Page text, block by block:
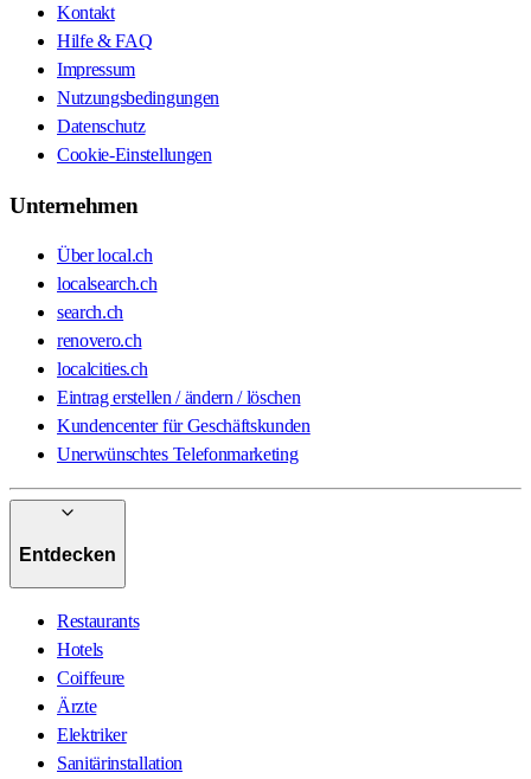
Kontakt
Hilfe & FAQ
Impressum
Nutzungsbedingungen
Datenschutz
Cookie-Einstellungen
Unternehmen
Über local.ch
localsearch.ch
search.ch
renovero.ch
localcities.ch
Eintrag erstellen / ändern / löschen
Kundencenter für Geschäftskunden
Unerwünschtes Telefonmarketing
Entdecken
Restaurants
Hotels
Coiffeure
Ärzte
Elektriker
Sanitärinstallation